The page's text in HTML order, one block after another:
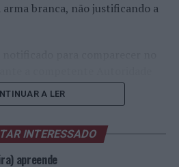
arma branca, não justificando a
CRIMINALIDADE
A LER
INTERESSADO
apreende